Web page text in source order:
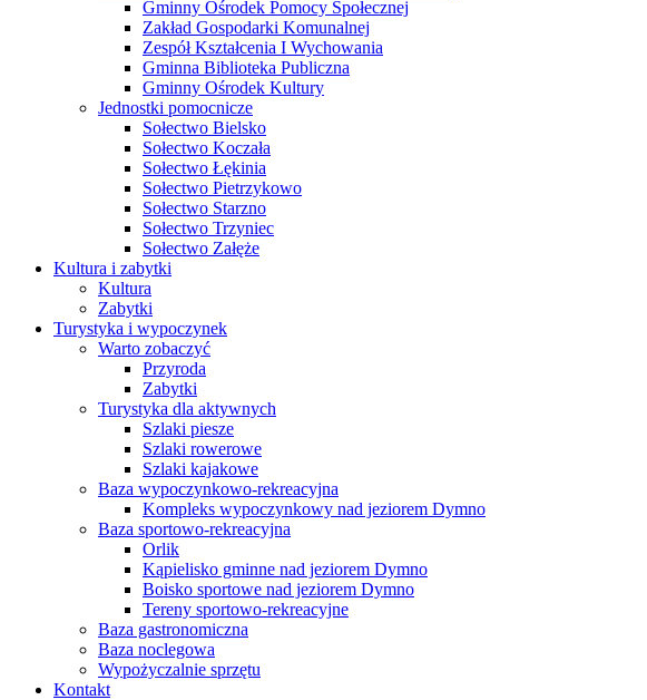
Gminny Ośrodek Pomocy Społecznej
Zakład Gospodarki Komunalnej
Zespół Kształcenia I Wychowania
Gminna Biblioteka Publiczna
Gminny Ośrodek Kultury
Jednostki pomocnicze
Sołectwo Bielsko
Sołectwo Koczała
Sołectwo Łękinia
Sołectwo Pietrzykowo
Sołectwo Starzno
Sołectwo Trzyniec
Sołectwo Załęże
Kultura i zabytki
Kultura
Zabytki
Turystyka i wypoczynek
Warto zobaczyć
Przyroda
Zabytki
Turystyka dla aktywnych
Szlaki piesze
Szlaki rowerowe
Szlaki kajakowe
Baza wypoczynkowo-rekreacyjna
Kompleks wypoczynkowy nad jeziorem Dymno
Baza sportowo-rekreacyjna
Orlik
Kąpielisko gminne nad jeziorem Dymno
Boisko sportowe nad jeziorem Dymno
Tereny sportowo-rekreacyjne
Baza gastronomiczna
Baza noclegowa
Wypożyczalnie sprzętu
Kontakt